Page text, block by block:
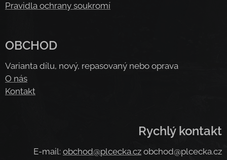
Pravidla ochrany soukromí
OBCHOD
Varianta dílu, nový, repasovaný nebo oprava
O nás
Kontakt
Rychlý kontakt
E-mail: obchod@plcecka.cz obchod@plcecka.cz